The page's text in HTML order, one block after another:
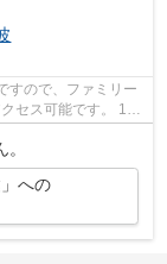
すので、ファミリー
セス可能です。 190
への